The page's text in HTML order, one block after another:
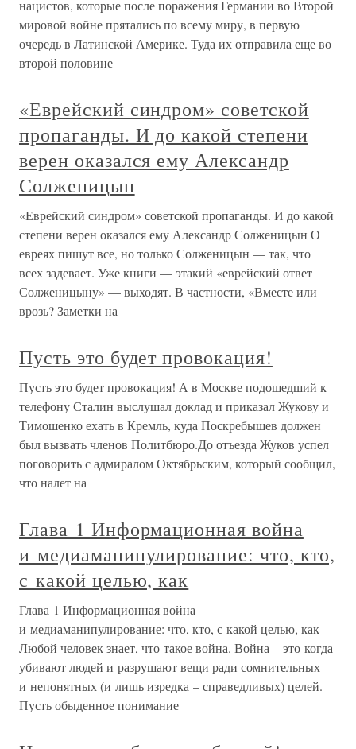
нацистов, которые после поражения Германии во Второй
мировой войне прятались по всему миру, в первую
очередь в Латинской Америке. Туда их отправила еще во
второй половине
«Еврейский синдром» советской
пропаганды. И до какой степени
верен оказался ему Александр
Солженицын
«Еврейский синдром» советской пропаганды. И до какой
степени верен оказался ему Александр Солженицын О
евреях пишут все, но только Солженицын — так, что
всех задевает. Уже книги — этакий «еврейский ответ
Солженицыну» — выходят. В частности, «Вместе или
врозь? Заметки на
Пусть это будет провокация!
Пусть это будет провокация! А в Москве подошедший к
телефону Сталин выслушал доклад и приказал Жукову и
Тимошенко ехать в Кремль, куда Поскребышев должен
был вызвать членов Политбюро.До отъезда Жуков успел
поговорить с адмиралом Октябрьским, который сообщил,
что налет на
Глава 1 Информационная война
и медиаманипулирование: что, кто,
с какой целью, как
Глава 1 Информационная война
и медиаманипулирование: что, кто, с какой целью, как
Любой человек знает, что такое война. Война – это когда
убивают людей и разрушают вещи ради сомнительных
и непонятных (и лишь изредка – справедливых) целей.
Пусть обыденное понимание